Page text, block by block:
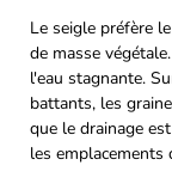
Le seigle préfère
de masse
l'eau stagnante.
battants, les
que le drainage
les emplacements